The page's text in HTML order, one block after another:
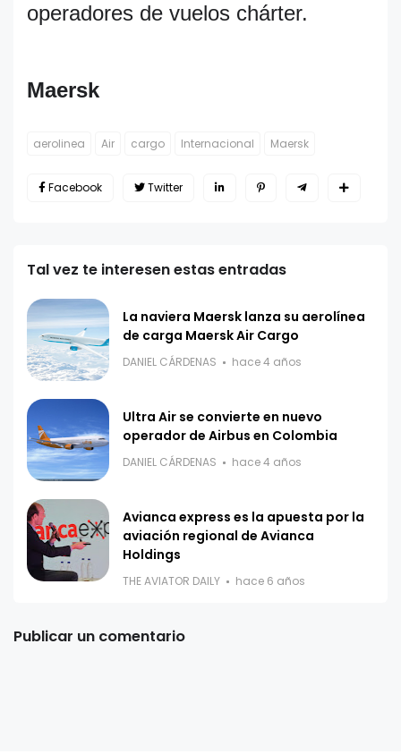
operadores de vuelos chárter.
Maersk
aerolinea Air cargo Internacional Maersk
Facebook Twitter
Tal vez te interesen estas entradas
La naviera Maersk lanza su aerolínea
de carga Maersk Air Cargo
DANIEL CÁRDENAS hace 4 años
Ultra Air se convierte en nuevo
operador de Airbus en Colombia
DANIEL CÁRDENAS hace 4 años
Avianca express es la apuesta por la
aviación regional de Avianca
Holdings
THE AVIATOR DAILY hace 6 años
Publicar un comentario